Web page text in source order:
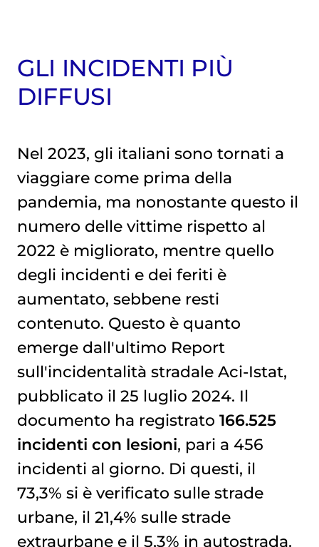
GLI INCIDENTI PIÙ
DIFFUSI
Nel 2023, gli italiani sono tornati a
viaggiare come prima della
pandemia, ma nonostante questo il
numero delle vittime rispetto al
2022 è migliorato, mentre quello
degli incidenti e dei feriti è
aumentato, sebbene resti
contenuto. Questo è quanto
emerge dall'ultimo Report
sull'incidentalità stradale Aci-Istat,
pubblicato il 25 luglio 2024. Il
documento ha registrato 166.525
incidenti con lesioni, pari a 456
incidenti al giorno. Di questi, il
73,3% si è verificato sulle strade
urbane, il 21,4% sulle strade
extraurbane e il 5,3% in autostrada.